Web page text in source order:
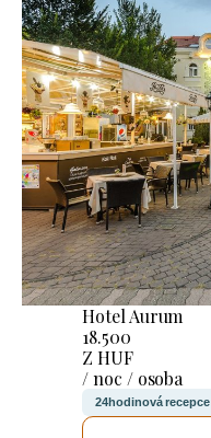
Hotel Aurum
18.500
Z HUF
/ noc / osoba
24hodinová recepce